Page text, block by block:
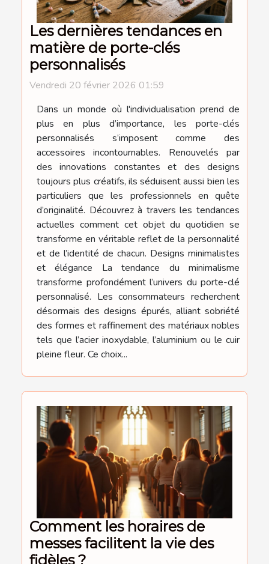
Les dernières tendances en
matière de porte-clés
personnalisés
Vendredi 20 février 2026 01:59
Dans un monde où l'individualisation prend de
plus en plus d’importance, les porte-clés
personnalisés s’imposent comme des
accessoires incontournables. Renouvelés par
des innovations constantes et des designs
toujours plus créatifs, ils séduisent aussi bien les
particuliers que les professionnels en quête
d’originalité. Découvrez à travers les tendances
actuelles comment cet objet du quotidien se
transforme en véritable reflet de la personnalité
et de l’identité de chacun. Designs minimalistes
et élégance La tendance du minimalisme
transforme profondément l’univers du porte-clé
personnalisé. Les consommateurs recherchent
désormais des designs épurés, alliant sobriété
des formes et raffinement des matériaux nobles
tels que l’acier inoxydable, l’aluminium ou le cuir
pleine fleur. Ce choix...
Comment les horaires de
messes facilitent la vie des
fidèles ?